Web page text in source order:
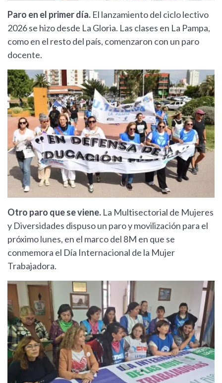
Paro en el primer día. El lanzamiento del ciclo lectivo
2026 se hizo desde La Gloria. Las clases en La Pampa,
como en el resto del país, comenzaron con un paro
docente.
Otro paro que se viene. La Multisectorial de Mujeres
y Diversidades dispuso un paro y movilización para el
próximo lunes, en el marco del 8M en que se
conmemora el Día Internacional de la Mujer
Trabajadora.